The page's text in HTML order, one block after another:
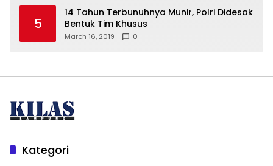
5
14 Tahun Terbunuhnya Munir, Polri Didesak
Bentuk Tim Khusus
March 16, 2019 0
Kategori